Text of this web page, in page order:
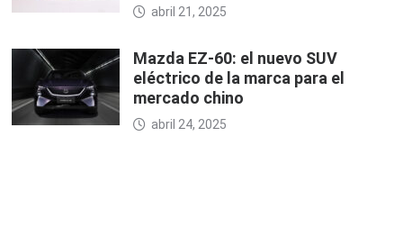
abril 21, 2025
Mazda EZ-60: el nuevo SUV
eléctrico de la marca para el
mercado chino
abril 24, 2025